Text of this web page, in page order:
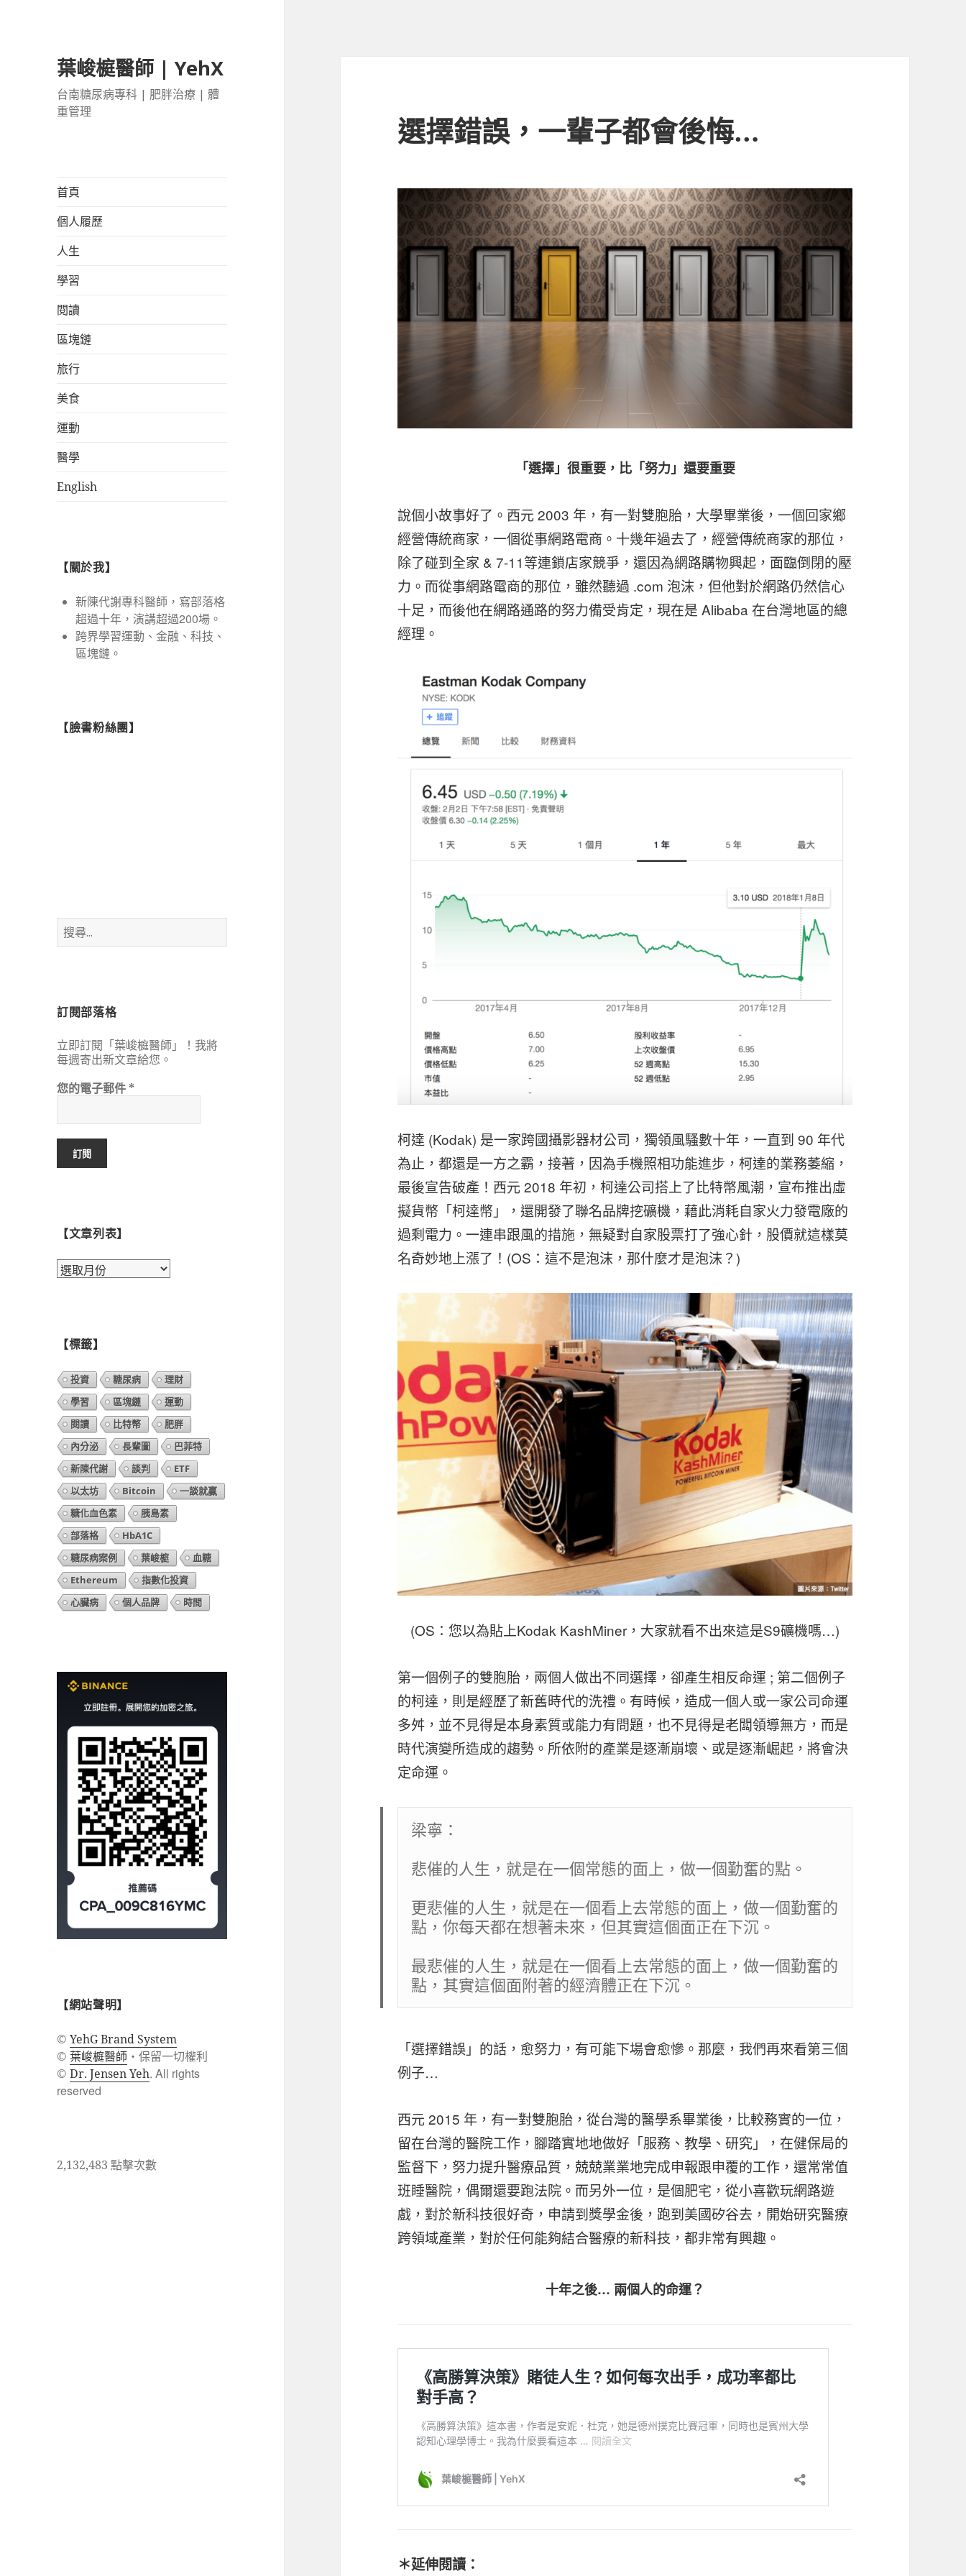
葉峻榳醫師 | YehX
台南糖尿病專科 | 肥胖治療 | 體
重管理
首頁
個人履歷
人生
學習
閱讀
區塊鏈
旅行
美食
運動
醫學
English
【關於我】
新陳代謝專科醫師，寫部落格
超過十年，演講超過200場。
跨界學習運動、金融、科技、
區塊鏈。
【臉書粉絲團】
搜
尋
訂閱部落格
立即訂閱「葉峻榳醫師」！我將
每週寄出新文章給您。
您的電子郵件*
【文章列表】
【文
【標籤】
投資 糖尿病
理財
學習
區塊鏈
運動
閱讀
比特幣
肥胖
內分泌
長輩圖
巴菲特
新陳代謝
談判
ETF
以太坊
Bitcoin
一談就贏
糖化血色素
胰島素
部落格
HbA1C
糖尿病案例
葉峻榳
血糖
Ethereum
指數化投資
心臟病
個人品牌 時間
【網站聲明】
©YehG Brand System
©葉峻榳醫師 ・保留一切權利
©Dr. Jensen Yeh. All rights
reserved
2,132,483 點擊次數
選擇錯誤，一輩子都會後悔…
「選擇」很重要，比「努力」還要重要
說個小故事好了。西元 2003 年，有一對雙胞胎，大學畢業後，一個回家鄉
經營傳統商家，一個從事網路電商。十幾年過去了，經營傳統商家的那位，
除了碰到全家 & 7-11等連鎖店家競爭，還因為網路購物興起，面臨倒閉的壓
力。而從事網路電商的那位，雖然聽過 .com 泡沫，但他對於網路仍然信心
十足，而後他在網路通路的努力備受肯定，現在是 Alibaba 在台灣地區的總
經理。
柯達 (Kodak) 是一家跨國攝影器材公司，獨領風騷數十年，一直到 90 年代
為止，都還是一方之霸，接著，因為手機照相功能進步，柯達的業務萎縮，
最後宣告破產！西元 2018 年初，柯達公司搭上了比特幣風潮，宣布推出虛
擬貨幣「柯達幣」，還開發了聯名品牌挖礦機，藉此消耗自家火力發電廠的
過剩電力。一連串跟風的措施，無疑對自家股票打了強心針，股價就這樣莫
名奇妙地上漲了！(OS：這不是泡沫，那什麼才是泡沫？)
(OS：您以為貼上Kodak KashMiner，大家就看不出來這是S9礦機嗎…)
第一個例子的雙胞胎，兩個人做出不同選擇，卻產生相反命運 ; 第二個例子
的柯達，則是經歷了新舊時代的洗禮。有時候，造成一個人或一家公司命運
多舛，並不見得是本身素質或能力有問題，也不見得是老闆領導無方，而是
時代演變所造成的趨勢。所依附的產業是逐漸崩壞、或是逐漸崛起，將會決
定命運。
梁寧 ：
悲催的人生，就是在一個常態的面上，做一個勤奮的點。
更悲催的人生，就是在一個看上去常態的面上，做一個勤奮的
點，你每天都在想著未來，但其實這個面正在下沉。
最悲催的人生，就是在一個看上去常態的面上，做一個勤奮的
點，其實這個面附著的經濟體正在下沉。
「選擇錯誤」的話，愈努力，有可能下場會愈慘。 那麼，我們再來看第三個
例子…
西元 2015 年，有一對雙胞胎，從台灣的醫學系畢業後，比較務實的一位，
留在台灣的醫院工作，腳踏實地地做好「服務、教學、研究」，在健保局的
監督下，努力提升醫療品質，兢兢業業地完成申報跟申覆的工作，還常常值
班睡醫院，偶爾還要跑法院。而另外一位，是個肥宅，從小喜歡玩網路遊
戲，對於新科技很好奇，申請到獎學金後，跑到美國矽谷去，開始研究醫療
跨領域產業，對於任何能夠結合醫療的新科技，都非常有興趣。
十年之後… 兩個人的命運？
＊延伸閱讀：